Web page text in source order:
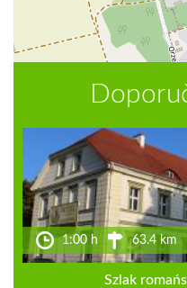
1:00 h 63.4 km
Szlak